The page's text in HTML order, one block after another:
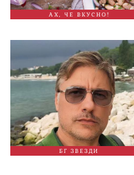
АХ, ЧЕ ВКУСНО!
БГ ЗВЕЗДИ